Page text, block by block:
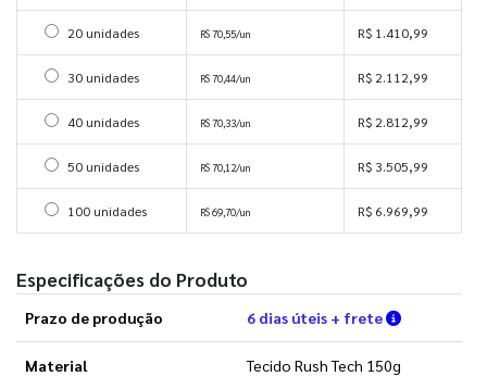
Selecionar 20 unidades
20 unidades R$ 70,55/un R$ 1.410,99
Selecionar 30 unidades
30 unidades R$ 70,44/un R$ 2.112,99
Selecionar 40 unidades
40 unidades R$ 70,33/un R$ 2.812,99
Selecionar 50 unidades
50 unidades R$ 70,12/un R$ 3.505,99
Selecionar 100 unidades
100 unidades R$ 69,70/un R$ 6.969,99
Especificações do Produto
Prazo de produção 6 dias úteis + frete Verifique
Material Tecido Rush Tech 150g